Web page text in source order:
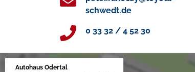
schwedt.de
0 33 32 / 4 52 30
Autohaus Odertal